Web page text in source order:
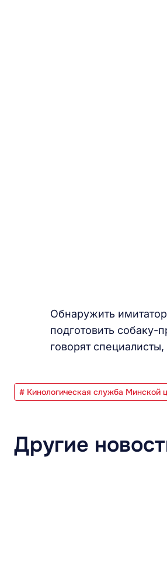
Обнаружить
подготовить собаку-
говорят
# Кинологическая служба Минской
Другие